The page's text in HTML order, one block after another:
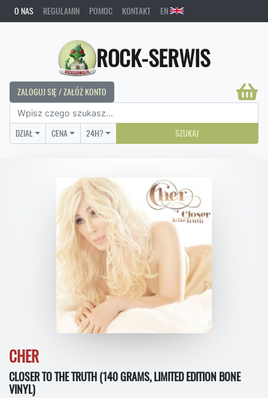
O NAS REGULAMIN POMOC KONTAKT EN
ROCK-SERWIS
ZALOGUJ SIĘ / ZAŁÓŻ KONTO
DZIAŁ CENA 24H? SZUKAJ
CHER
CLOSER TO THE TRUTH (140 GRAMS, LIMITED EDITION BONE
VINYL)